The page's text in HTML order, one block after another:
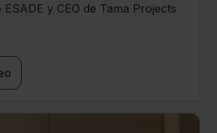
y CEO de Tama Projects